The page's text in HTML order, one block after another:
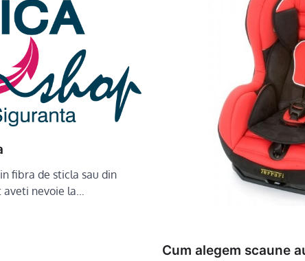
fibra de sticla sau din
aveti nevoie la…
Cum alegem scaune